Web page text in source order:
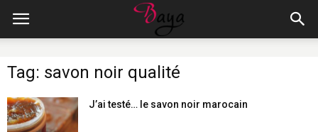
Tag: savon noir qualité
J’ai testé… le savon noir marocain